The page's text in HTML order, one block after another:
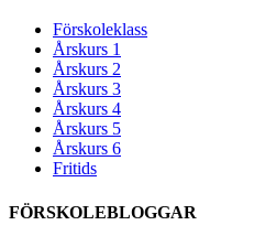
Förskoleklass
Årskurs 1
Årskurs 2
Årskurs 3
Årskurs 4
Årskurs 5
Årskurs 6
Fritids
FÖRSKOLEBLOGGAR